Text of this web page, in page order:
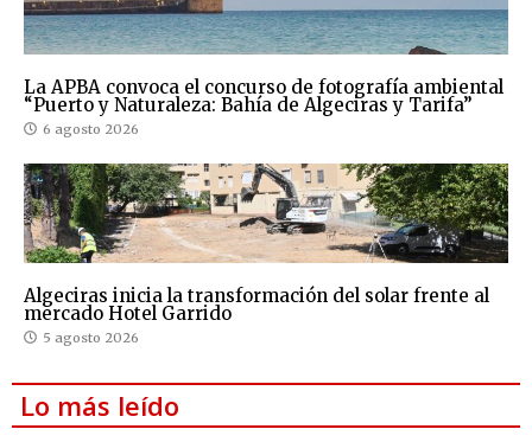
La APBA convoca el concurso de fotografía ambiental
“Puerto y Naturaleza: Bahía de Algeciras y Tarifa”
6 agosto 2026
Algeciras inicia la transformación del solar frente al
mercado Hotel Garrido
5 agosto 2026
Lo más leído